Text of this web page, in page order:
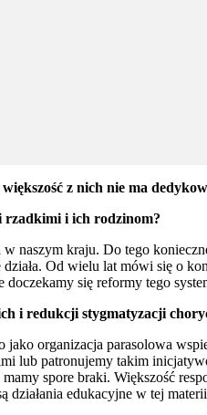
z nich nie ma
rzadkimi i ich rodzinom?
naszym kraju. Do tego
Od wielu lat mówi się o
się reformy tego
i redukcji stygmatyzacji
organizacja parasolowa
lub patronujemy takim
spore braki. Większość
działania edukacyjne w tej